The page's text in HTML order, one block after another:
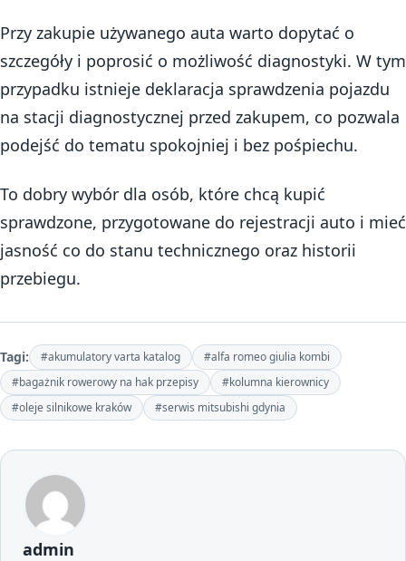
Przy zakupie używanego auta warto dopytać o
szczegóły i poprosić o możliwość diagnostyki. W tym
przypadku istnieje deklaracja sprawdzenia pojazdu
na stacji diagnostycznej przed zakupem, co pozwala
podejść do tematu spokojniej i bez pośpiechu.
To dobry wybór dla osób, które chcą kupić
sprawdzone, przygotowane do rejestracji auto i mieć
jasność co do stanu technicznego oraz historii
przebiegu.
Tagi: #akumulatory varta katalog
#alfa romeo giulia kombi
#bagażnik rowerowy na hak przepisy
#kolumna kierownicy
#oleje silnikowe kraków
#serwis mitsubishi gdynia
admin